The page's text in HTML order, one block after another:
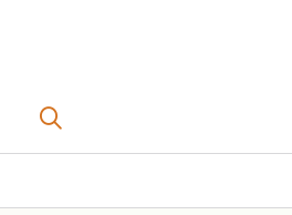
bdvereniging/
leefbiodynamisch/